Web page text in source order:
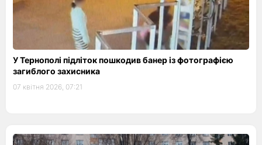
У Тернополі підліток пошкодив банер із фотографією
загиблого захисника
07 квітня 2026, 07:21